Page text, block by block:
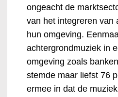
ongeacht de
van het integreren van
hun omgeving.
achtergrondmuziek in
omgeving zoals
stemde maar liefst 76
ermee in dat de